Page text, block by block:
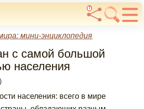
7
мини-энциклопедия
с самой большой
населения
населения: всего в мире